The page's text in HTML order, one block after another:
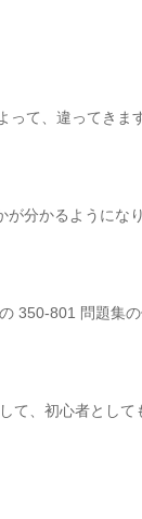
って、違ってきま
分かるようになり
350-801 問題集
て、初心者として